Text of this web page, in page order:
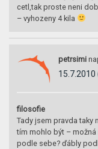
cetl,tak proste neni
– vyhozeny 4 kila
petrsimi
15.7.2010
filosofie
Tady jsem pravda taky
tím mohlo být –
podle sebe? ďábly